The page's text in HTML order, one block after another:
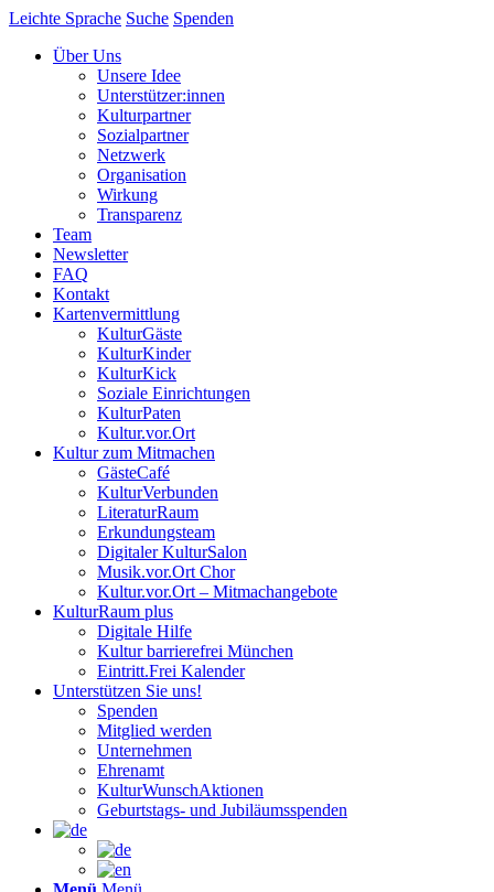
Leichte Sprache Suche Spenden
Über Uns
Unsere Idee
Unterstützer:innen
Kulturpartner
Sozialpartner
Netzwerk
Organisation
Wirkung
Transparenz
Team
Newsletter
FAQ
Kontakt
Kartenvermittlung
KulturGäste
KulturKinder
KulturKick
Soziale Einrichtungen
KulturPaten
Kultur.vor.Ort
Kultur zum Mitmachen
GästeCafé
KulturVerbunden
LiteraturRaum
Erkundungsteam
Digitaler KulturSalon
Musik.vor.Ort Chor
Kultur.vor.Ort – Mitmachangebote
KulturRaum plus
Digitale Hilfe
Kultur barrierefrei München
Eintritt.Frei Kalender
Unterstützen Sie uns!
Spenden
Mitglied werden
Unternehmen
Ehrenamt
KulturWunschAktionen
Geburtstags- und Jubiläumsspenden